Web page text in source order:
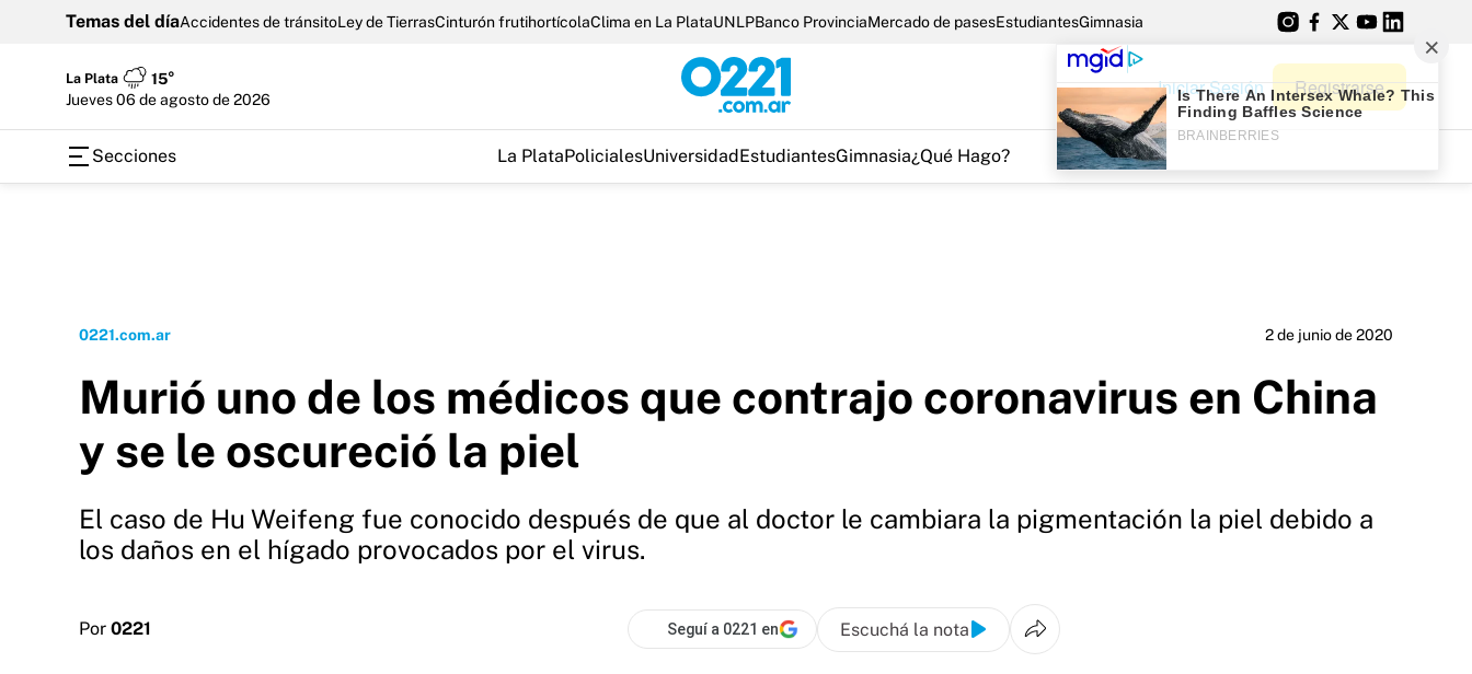
Temas del díaAccidentes de tránsitoLey de TierrasCinturón frutihortícolaClima en La PlataUNLPBanco ProvinciaMercado de pasesEstudiantesGimnasia
La Plata
15°
jueves 06 de agosto de 2026
Iniciar Sesión Registrarse
Secciones La PlataPolicialesUniversidadEstudiantesGimnasia¿Qué Hago?
0221.com.ar 2 de junio de 2020
Murió uno de los médicos que contrajo coronavirus en China
y se le oscureció la piel
El caso de Hu Weifeng fue conocido después de que al doctor le cambiara la pigmentación la piel debido a
los daños en el hígado provocados por el virus.
Por 0221 Seguí a 0221 en Escuchá la nota